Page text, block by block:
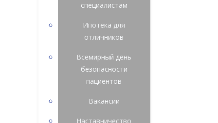
специалистам
Ипотека для
отличников
Всемирный день
безопасности
пациентов
Вакансии
Наставничество